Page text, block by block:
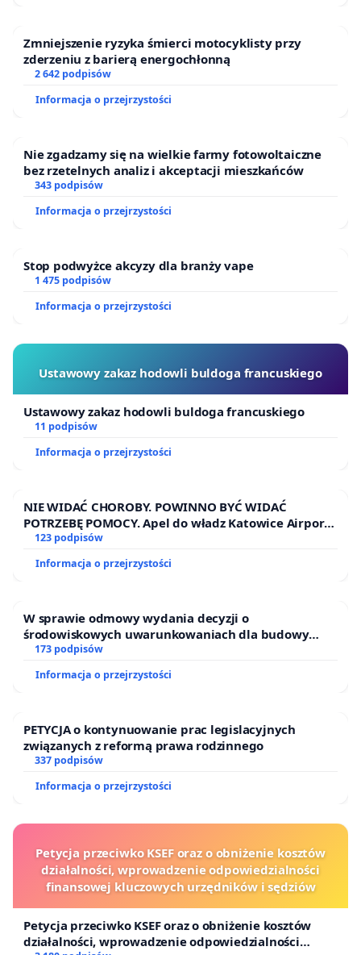
od koni! Co nam Polakom pozostanie, gdy zostaną
wytępione w pień te, które dla naszych przodków były
naturalną częścią życia? Cóż nam pozostanie? Złoty
róg??
Zmniejszenie ryzyka śmierci motocyklisty przy
zderzeniu z barierą energochłonną
2 642 podpisów
Informacja o przejrzystości
Nie zgadzamy się na wielkie farmy fotowoltaiczne
bez rzetelnych analiz i akceptacji mieszkańców
343 podpisów
Informacja o przejrzystości
Stop podwyżce akcyzy dla branży vape
1 475 podpisów
Informacja o przejrzystości
Ustawowy zakaz hodowli buldoga francuskiego
Ustawowy zakaz hodowli buldoga francuskiego
11 podpisów
Informacja o przejrzystości
NIE WIDAĆ CHOROBY. POWINNO BYĆ WIDAĆ
POTRZEBĘ POMOCY. Apel do władz Katowice Airport
o przystąpienie do programu HIDDEN DISABILITIES
NIEPEŁNOSPRAWNOŚCI
123 podpisów
Informacja o przejrzystości
W sprawie odmowy wydania decyzji o
środowiskowych uwarunkowaniach dla budowy
zakładu wytwarzania biometanu „Krynki” w
Puszczy Knyszyńskiej
173 podpisów
Informacja o przejrzystości
PETYCJA o kontynuowanie prac legislacyjnych
związanych z reformą prawa rodzinnego
337 podpisów
Informacja o przejrzystości
Petycja przeciwko KSEF oraz o obniżenie kosztów
działalności, wprowadzenie odpowiedzialności
finansowej kluczowych urzędników i sędziów
Petycja przeciwko KSEF oraz o obniżenie kosztów
działalności, wprowadzenie odpowiedzialności